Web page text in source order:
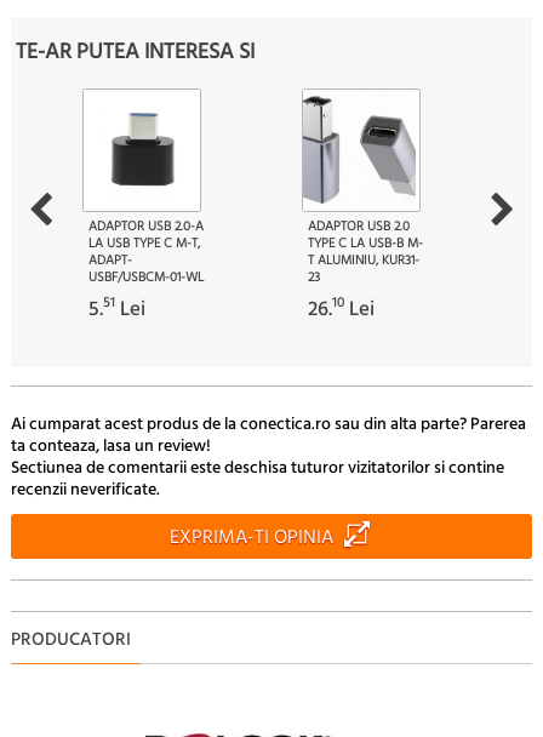
TE-AR PUTEA INTERESA SI
ADAPTOR USB 2.0-A
LA USB TYPE C M-T,
ADAPT-
USBF/USBCM-01-WL
5.51 Lei
ADAPTOR USB 2.0
TYPE C LA USB-B M-
T ALUMINIU, KUR31-
23
26.10 Lei
Ai cumparat acest produs de la conectica.ro sau din alta parte? Parerea
ta conteaza, lasa un review!
Sectiunea de comentarii este deschisa tuturor vizitatorilor si contine
recenzii neverificate.
EXPRIMA-TI OPINIA
PRODUCATORI